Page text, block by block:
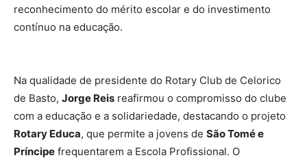
reconhecimento do mérito escolar e do investimento
contínuo na educação.
Na qualidade de presidente do Rotary Club de Celorico
de Basto, Jorge Reis reafirmou o compromisso do clube
com a educação e a solidariedade, destacando o projeto
Rotary Educa, que permite a jovens de São Tomé e
Príncipe frequentarem a Escola Profissional. O